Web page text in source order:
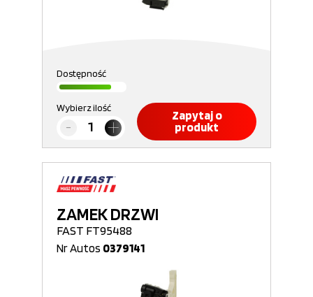
Dostępność
Wybierz ilość
Zapytaj o
produkt
ZAMEK DRZWI
FAST FT95488
Nr Autos 0379141